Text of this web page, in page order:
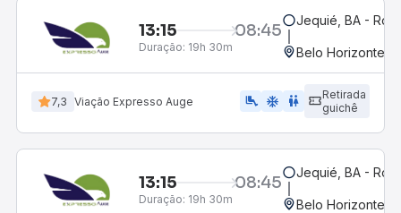
13:15 08:45
Duração: 19h 30m
Jequié, BA -
Belo Horizonte,
7,3 Viação Expresso Auge airline_seat_legroom_extra ac_unit WC
Retirada
guichê
13:15 08:45
Duração: 19h 30m
Jequié, BA -
Belo Horizonte,